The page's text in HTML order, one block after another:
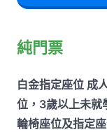
純門票
白金指定座位 成
位，3歲以上未
輪椅座位及指定